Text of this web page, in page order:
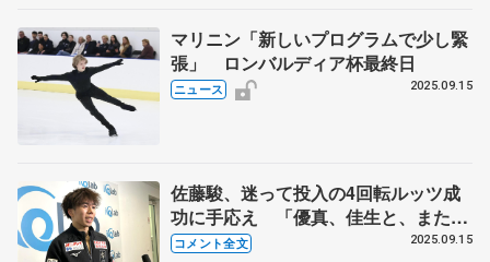
マリニン「新しいプログラムで少し緊
張」 ロンバルディア杯最終日
ニュース 2025.09.15
佐藤駿、迷って投入の4回転ルッツ成
功に手応え 「優真、佳生と、また3
人でイタリアに戻ってこられるよう
コメント全文 2025.09.15